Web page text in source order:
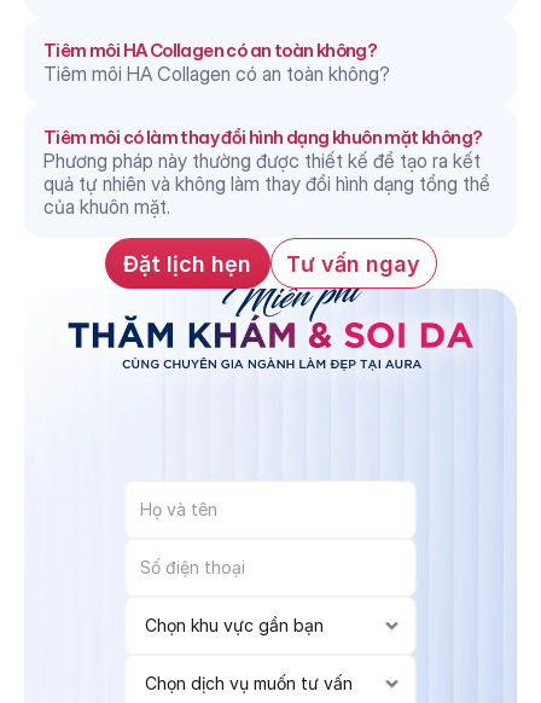
Tiêm môi HA Collagen có an toàn không?
Tiêm môi HA Collagen có an toàn không?
Tiêm môi có làm thay đổi hình dạng khuôn mặt không?
Phương pháp này thường được thiết kế để tạo ra kết
quả tự nhiên và không làm thay đổi hình dạng tổng thể
của khuôn mặt.
Đặt lịch hẹn Tư vấn ngay